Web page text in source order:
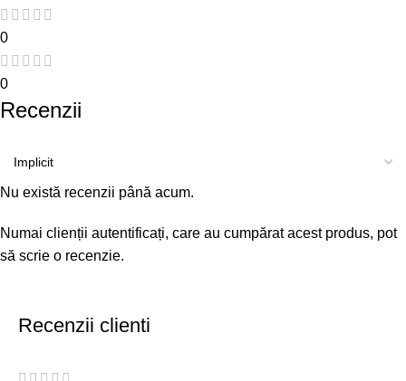
0
0
Recenzii
Nu există recenzii până acum.
Numai clienții autentificați, care au cumpărat acest produs, pot
să scrie o recenzie.
Recenzii clienti